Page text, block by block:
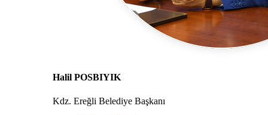
Halil POSBIYIK
Kdz. Ereğli Belediye Başkanı